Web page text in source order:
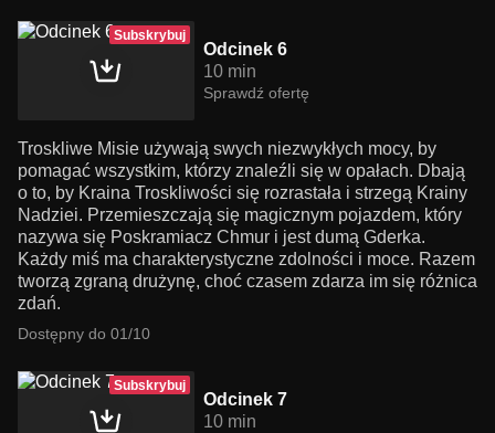
Subskrybuj
Odcinek 6
10 min
Sprawdź ofertę
Troskliwe Misie używają swych niezwykłych mocy, by
pomagać wszystkim, którzy znaleźli się w opałach. Dbają
o to, by Kraina Troskliwości się rozrastała i strzegą Krainy
Nadziei. Przemieszczają się magicznym pojazdem, który
nazywa się Poskramiacz Chmur i jest dumą Gderka.
Każdy miś ma charakterystyczne zdolności i moce. Razem
tworzą zgraną drużynę, choć czasem zdarza im się różnica
zdań.
Dostępny do 01/10
Subskrybuj
Odcinek 7
10 min